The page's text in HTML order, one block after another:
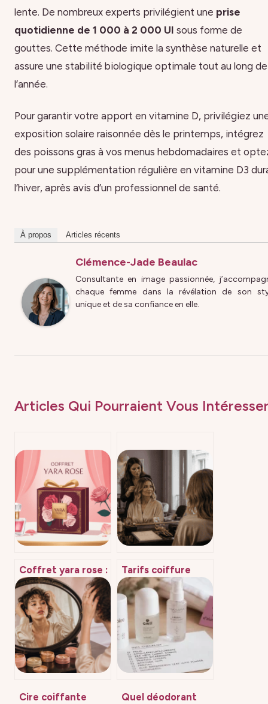
lente. De nombreux experts privilégient une prise
quotidienne de 1 000 à 2 000 UI sous forme de
gouttes. Cette méthode imite la synthèse naturelle et
assure une stabilité biologique optimale tout au long de
l’année.
Pour garantir votre apport en vitamine D, privilégiez
exposition solaire raisonnée dès le printemps, intégrez
des poissons gras à vos menus hebdomadaires et
pour une supplémentation régulière en vitamine D3
l’hiver, après avis d’un professionnel de santé.
À propos Articles récents
Clémence-Jade Beaulac
Consultante en image passionnée,
chaque femme dans la révélation de son
unique et de sa confiance en elle.
Articles Qui Pourraient Vous
Coffret yara rose :
guide complet
pour bien choisir
et l’offrir
Tarifs coiffure
2025 : entre
inflation des
salons et essor du
freelance,
comment maîtriser
votre budget ?
Cire coiffante
Quel déodorant